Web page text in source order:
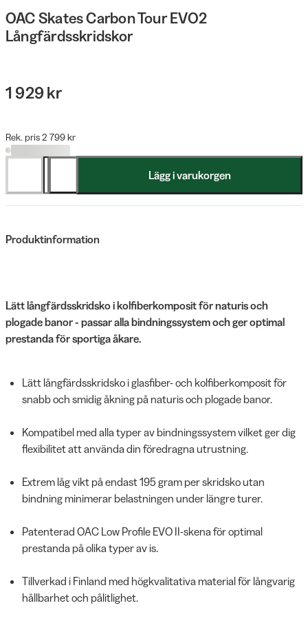
OAC Skates Carbon Tour EVO2
Långfärdsskridskor
1 929 kr
Rek. pris 2 799 kr
Lägg i varukorgen
Produktinformation
Lätt långfärdsskridsko i kolfiberkomposit för naturis och
plogade banor - passar alla bindningssystem och ger optimal
prestanda för sportiga åkare.
Lätt långfärdsskridsko i glasfiber- och kolfiberkomposit för
snabb och smidig åkning på naturis och plogade banor.
Kompatibel med alla typer av bindningssystem vilket ger dig
flexibilitet att använda din föredragna utrustning.
Extrem låg vikt på endast 195 gram per skridsko utan
bindning minimerar belastningen under längre turer.
Patenterad OAC Low Profile EVO II-skena för optimal
prestanda på olika typer av is.
Tillverkad i Finland med högkvalitativa material för långvarig
hållbarhet och pålitlighet.